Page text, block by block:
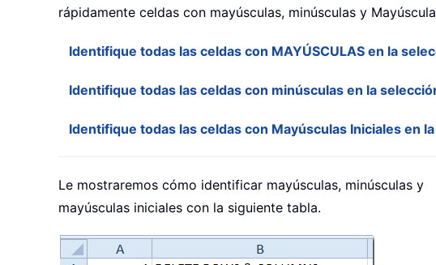
rápidamente celdas con mayúsculas, minúsculas y
Identifique todas las celdas con MAYÚSCULAS en la
Identifique todas las celdas con minúsculas en la
Identifique todas las celdas con Mayúsculas Iniciales en
Le mostraremos cómo identificar mayúsculas, minúsculas y
mayúsculas iniciales con la siguiente tabla.